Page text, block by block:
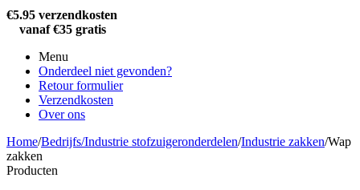
€5.95 verzendkosten
vanaf €35 gratis
Menu
Onderdeel niet gevonden?
Retour formulier
Verzendkosten
Over ons
Home/Bedrijfs/Industrie stofzuigeronderdelen/Industrie zakken/Wap
zakken
Producten